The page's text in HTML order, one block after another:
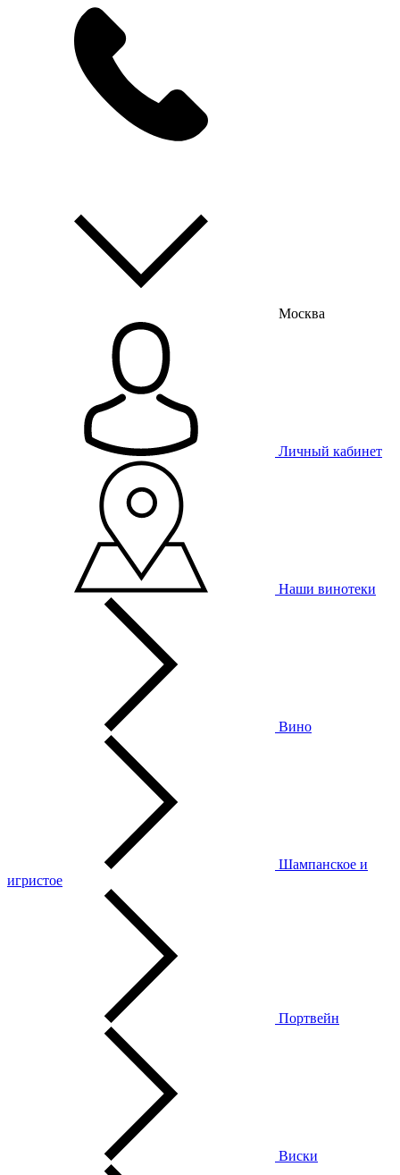
Москва
Личный кабинет
Наши винотеки
Вино
Шампанское и
игристое
Портвейн
Виски